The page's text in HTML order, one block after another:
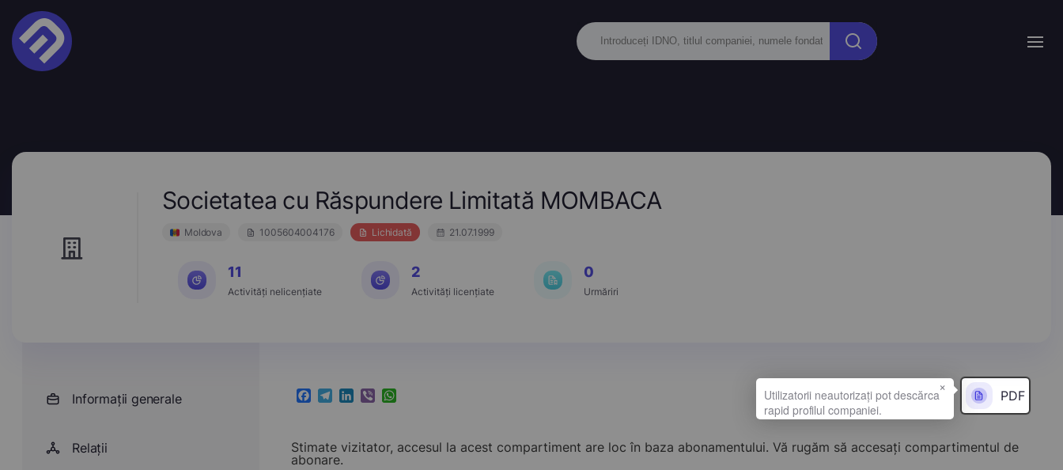
Societatea cu Răspundere Limitată MOMBACA
Moldova 1005604004176 Lichidată 21.07.1999
11
Activități nelicențiate
2
Activități licențiate
0
Urmăriri
Informații generale
Relații
Facebook
Telegram
LinkedIn
ViberWhatsApp PDF
Stimate vizitator, accesul la acest compartiment are loc în baza abonamentului. Vă rugăm să accesați compartimentul de
abonare.
×